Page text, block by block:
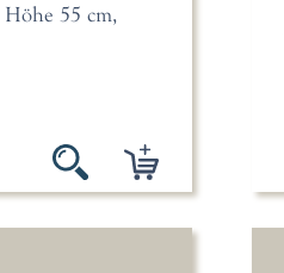
Höhe 55 cm,